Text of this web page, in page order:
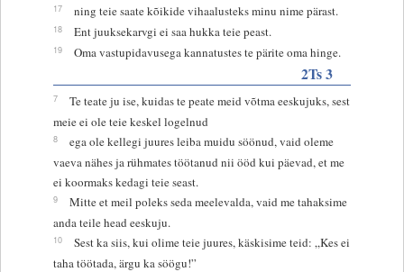
17 ning teie saate kõikide vihaalusteks minu nime pärast.
18 Ent juuksekarvgi ei saa hukka teie peast.
19 Oma vastupidavusega kannatustes te pärite oma hinge.
2Ts 3
7
Te teate ju ise, kuidas te peate meid võtma eeskujuks, sest
meie ei ole teie keskel logelnud
8
ega ole kellegi juures leiba muidu söönud, vaid oleme
vaeva nähes ja rühmates töötanud nii ööd kui päevad, et me
ei koormaks kedagi teie seast.
9
Mitte et meil poleks seda meelevalda, vaid me tahaksime
anda teile head eeskuju.
10
Sest ka siis, kui olime teie juures, käskisime teid: „Kes ei
taha töötada, ärgu ka söögu!”